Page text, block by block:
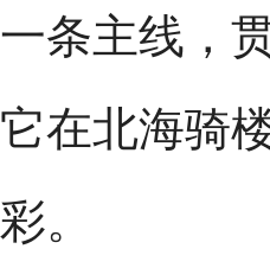
一条主线，
它在北海骑
彩。